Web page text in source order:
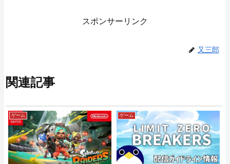
スポンサーリンク
又三郎
関連記事
ゲーム ゲーム